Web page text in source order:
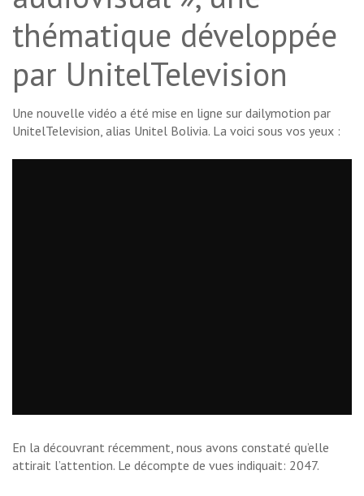
thématique développée
par UnitelTelevision
Une nouvelle vidéo a été mise en ligne sur dailymotion par
UnitelTelevision, alias Unitel Bolivia. La voici sous vos yeux :
En la découvrant récemment, nous avons constaté qu’elle
attirait l’attention. Le décompte de vues indiquait: 2047.